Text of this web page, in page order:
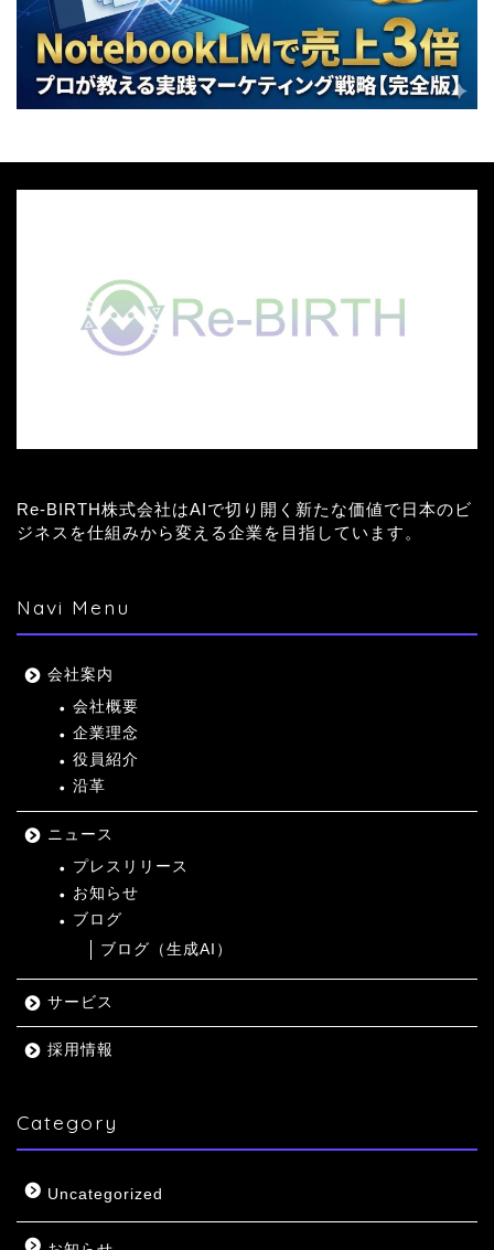
Re-BIRTH株式会社はAIで切り開く新たな価値で日本のビ
ジネスを仕組みから変える企業を目指しています。
Navi Menu
会社案内
会社概要
企業理念
役員紹介
沿革
ニュース
プレスリリース
お知らせ
ブログ
ブログ（生成AI）
サービス
採用情報
Category
Uncategorized